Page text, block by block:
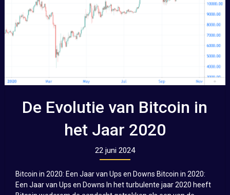
De Evolutie van Bitcoin in
het Jaar 2020
22 juni 2024
Bitcoin in 2020: Een Jaar van Ups en Downs Bitcoin in 2020:
Een Jaar van Ups en Downs In het turbulente jaar 2020 heeft